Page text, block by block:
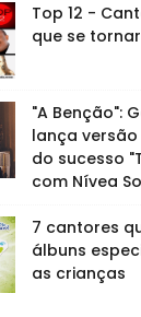
Top 12 -
que se
"A Benção":
lança
do sucesso
com Nívea
7 cantores
álbuns
as crianças